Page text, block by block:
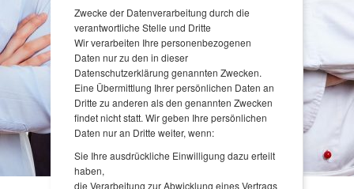
Zwecke der Datenverarbeitung durch die
verantwortliche Stelle und Dritte
Wir verarbeiten Ihre personenbezogenen
Daten nur zu den in dieser
Datenschutzerklärung genannten Zwecken.
Eine Übermittlung Ihrer persönlichen Daten an
Dritte zu anderen als den genannten Zwecken
findet nicht statt. Wir geben Ihre persönlichen
Daten nur an Dritte weiter, wenn:
Sie Ihre ausdrückliche Einwilligung dazu erteilt
haben,
die Verarbeitung zur Abwicklung eines Vertrags